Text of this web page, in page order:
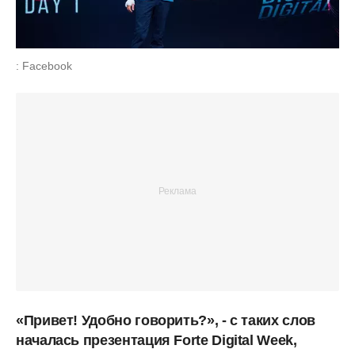
: Facebook
«Привет! Удобно говорить?», - с таких слов
началась презентация Forte Digital Week,